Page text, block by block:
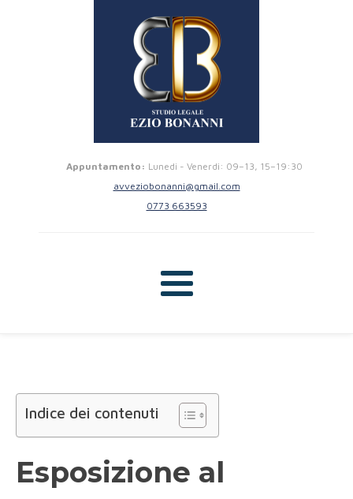
Appuntamento: Lunedi - Venerdi: 09–13, 15–19:30
avveziobonanni@gmail.com
0773 663593
Indice dei contenuti
Esposizione al